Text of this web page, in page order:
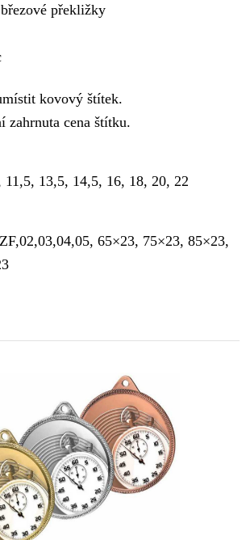
překližky
kovový štítek.
zahrnuta cena štítku.
11,5, 13,5, 14,5, 16, 18, 20, 22
65×23, 75×23, 85×23,